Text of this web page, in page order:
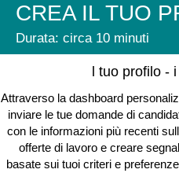
CREA IL TUO
Durata: circa 10 minuti
l tuo profilo -
Attraverso la dashboard
inviare le tue domande di
con le informazioni più recenti
offerte di lavoro e creare
basate sui tuoi criteri e